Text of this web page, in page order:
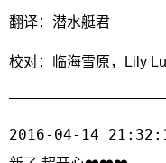
翻译：潜水艇君
校对：临海雪原，Lily Lu
2016-04-14